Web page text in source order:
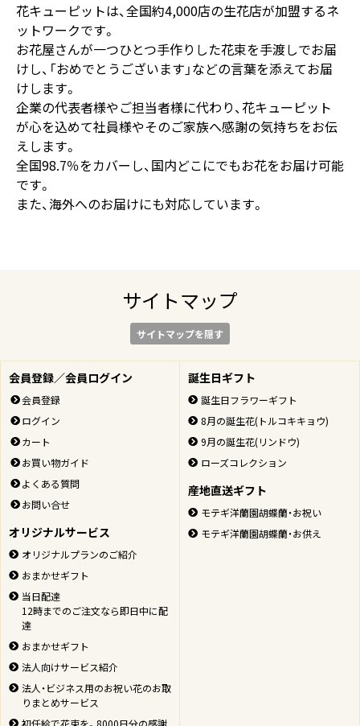
花キューピットは、全国約4,000店の生花店が加盟するネ
ットワークです。
お花屋さんが一つひとつ手作りした花束を手渡しでお届
けし、「おめでとうございます」などの言葉を添えてお届
けします。
企業の代表者様やご担当者様に代わり、花キューピット
が心を込めて社員様やそのご家族へ感謝の気持ちをお伝
えします。
全国98.7％をカバーし、国内どこにでもお花をお届け可能
です。
また、海外へのお届けにも対応しています。
サイトマップ
サイトマップを隠す
会員登録／会員ログイン
会員登録
ログイン
カート
お買い物ガイド
よくある質問
お問い合せ
オリジナルサービス
オリジナルプランのご紹介
おまかせギフト
当日配達
12時までのご注文なら即日中に配
達
おまかせギフト
法人向けサービス紹介
法人・ビジネス用のお祝い花のお取
りまとめサービス
誕生日ギフト
誕生日フラワーギフト
8月の誕生花(トルコキキョウ)
9月の誕生花(リンドウ)
ローズコレクション
産地直送ギフト
モテギ洋蘭園胡蝶蘭・お祝い
モテギ洋蘭園胡蝶蘭・お供え